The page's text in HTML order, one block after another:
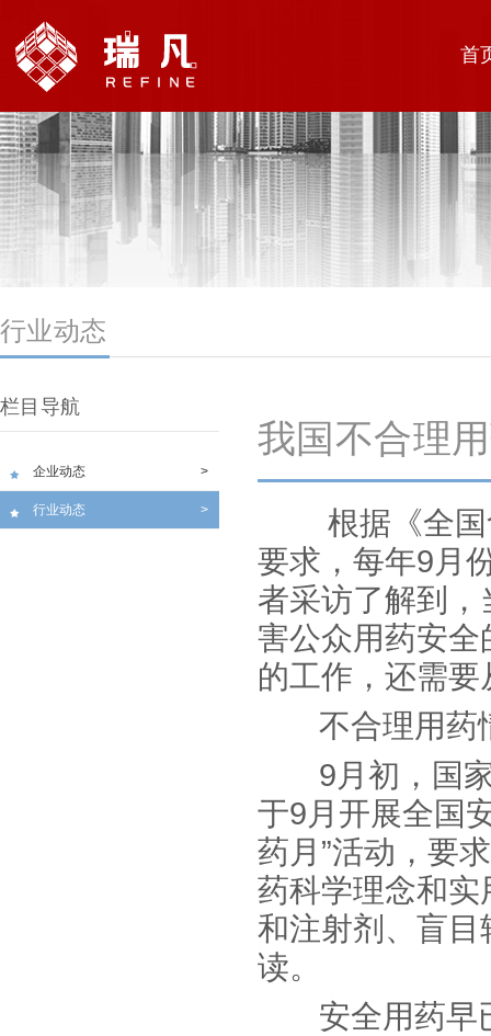
首
行业动态
栏目导航
企业动态 >
行业动态 >
我国不合理
根据《全国
要求，每年9月
者采访了解到
害公众用药安
的工作，还需
不合理用药
9月初，国家
于9月开展全国
药月”活动，要
药科学理念和
和注射剂、盲
读。
安全用药早已